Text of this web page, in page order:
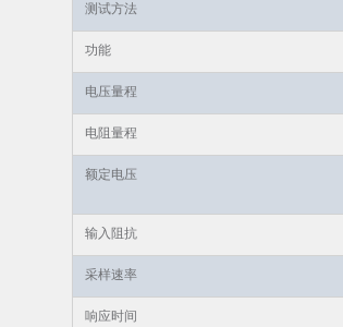
测试方法
功能
电压量程
电阻量程
额定电压
输入阻抗
采样速率
响应时间